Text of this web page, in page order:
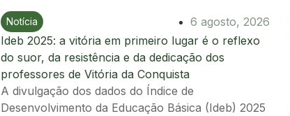
Ir para postagem
Notícia
6 agosto, 2026
Ideb 2025: a vitória em primeiro lugar é o reflexo
do suor, da resistência e da dedicação dos
professores de Vitória da Conquista
A divulgação dos dados do Índice de
Desenvolvimento da Educação Básica (Ideb) 2025